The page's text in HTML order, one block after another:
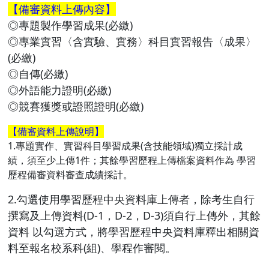
【備審資料上傳內容】
◎專題製作學習成果(必繳)
◎專業實習〈含實驗、實務〉科目實習報告〈成果〉
(必繳)
◎自傳(必繳)
◎外語能力證明(必繳)
◎競賽獲獎或證照證明(必繳)
【備審資料上傳說明】
1.專題實作、實習科目學習成果(含技能領域)獨立採計成
績，須至少上傳1件；其餘學習歷程上傳檔案資料作為 學習
歷程備審資料審查成績採計。
2.勾選使用學習歷程中央資料庫上傳者，除考生自行
撰寫及上傳資料(D-1，D-2，D-3)須自行上傳外，其餘
資料 以勾選方式，將學習歷程中央資料庫釋出相關資
料至報名校系科(組)、學程作審閱。